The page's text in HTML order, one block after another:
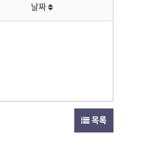
날짜
목록